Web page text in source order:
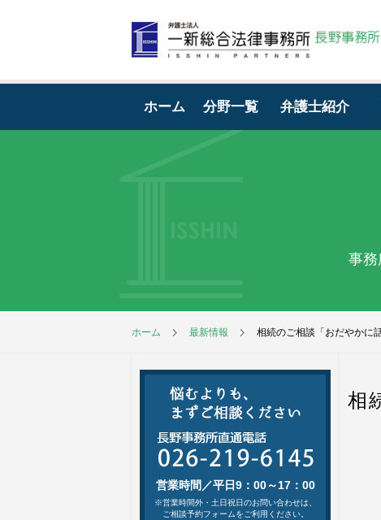
ホーム 分野一覧 弁護士紹介
事務
ホーム 最新情報 相続のご相談「おだやかに
相
営業時間／平日9：00～17：00
※営業時間外・土日祝日のお問い合わせは、
ご相談予約フォームをご利用ください。